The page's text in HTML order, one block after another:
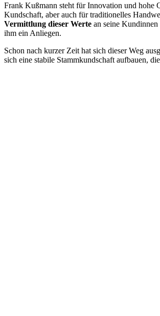
Frank Kußmann steht für Innovation und hohe
Kundschaft, aber auch für traditionelles
Vermittlung dieser Werte an seine
ihm ein Anliegen.
Schon nach kurzer Zeit hat sich dieser Weg
sich eine stabile Stammkundschaft aufbauen,